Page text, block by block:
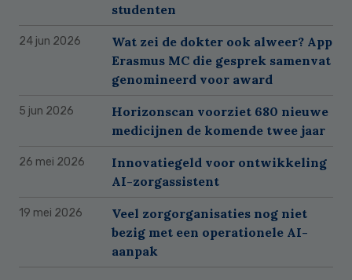
studenten
24 jun 2026
Wat zei de dokter ook alweer? App
Erasmus MC die gesprek samenvat
genomineerd voor award
5 jun 2026
Horizonscan voorziet 680 nieuwe
medicijnen de komende twee jaar
26 mei 2026
Innovatiegeld voor ontwikkeling
AI-zorgassistent
19 mei 2026
Veel zorgorganisaties nog niet
bezig met een operationele AI-
aanpak